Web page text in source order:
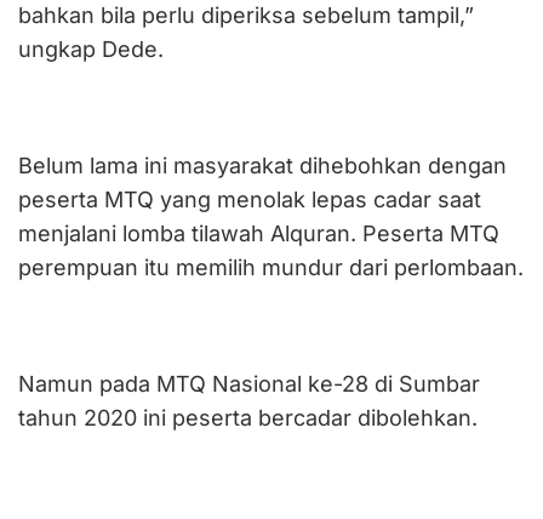
bahkan bila perlu diperiksa sebelum tampil,”
ungkap Dede.
Belum lama ini masyarakat dihebohkan dengan
peserta MTQ yang menolak lepas cadar saat
menjalani lomba tilawah Alquran. Peserta MTQ
perempuan itu memilih mundur dari perlombaan.
Namun pada MTQ Nasional ke-28 di Sumbar
tahun 2020 ini peserta bercadar dibolehkan.